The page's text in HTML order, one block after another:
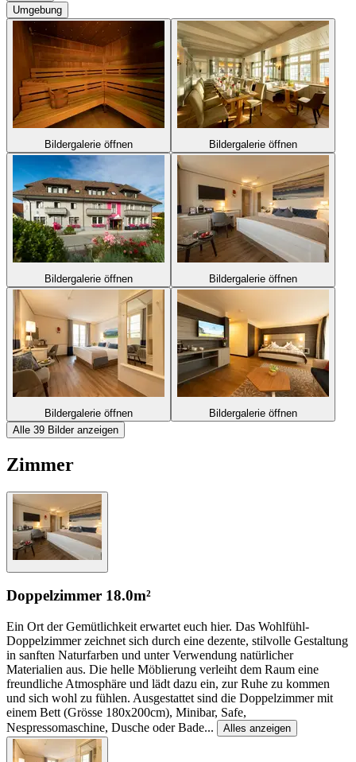
Umgebung
Bildergalerie öffnen Bildergalerie öffnen
Bildergalerie öffnen Bildergalerie öffnen
Bildergalerie öffnen
Bildergalerie öffnen
Alle 39 Bilder anzeigen
Zimmer
Doppelzimmer 18.0m²
Ein Ort der Gemütlichkeit erwartet euch hier. Das Wohlfühl-
Doppelzimmer zeichnet sich durch eine dezente, stilvolle Gestaltung
in sanften Naturfarben und unter Verwendung natürlicher
Materialien aus. Die helle Möblierung verleiht dem Raum eine
freundliche Atmosphäre und lädt dazu ein, zur Ruhe zu kommen
und sich wohl zu fühlen. Ausgestattet sind die Doppelzimmer mit
einem Bett (Grösse 180x200cm), Minibar, Safe,
Nespressomaschine, Dusche oder Bade... Alles anzeigen